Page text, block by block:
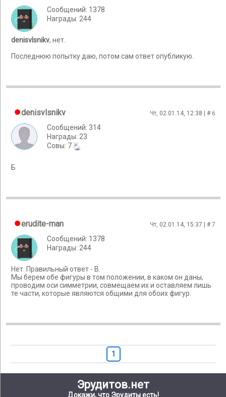
Сообщений: 1378
Награды: 244
denisvlsnikv, нет.
Последнюю попытку даю, потом сам ответ опубликую.
denisvlsnikv Чт, 02.01.14, 12:38 | # 6
Сообщений: 314
Награды: 23
Cовы: 7
Б
erudite-man Чт, 02.01.14, 15:37 | #7
Сообщений: 1378
Награды: 244
Нет. Правильный ответ - В.
Мы берем обе фигуры в том положении, в каком он даны,
проводим оси симметрии, совмещаем их и оставляем лишь
те части, которые являются общими для обоих фигур.
1
Эрудитов.нет
Докажи, что Эрудиты есть!